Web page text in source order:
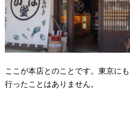
ここが本店とのことです。東京に
行ったことはありません。